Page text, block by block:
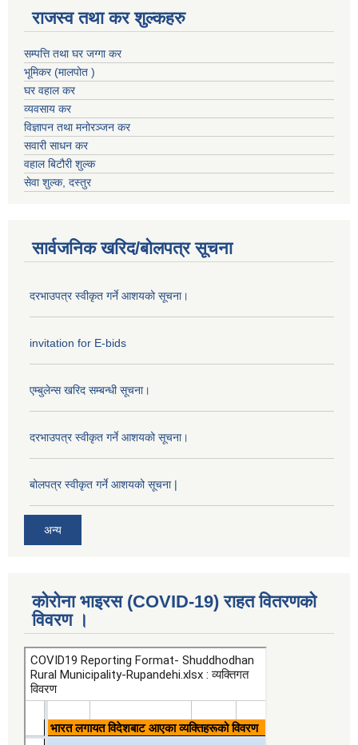
राजस्व तथा कर शुल्कहरु
सम्पत्ति तथा घर जग्गा कर
भूमिकर (मालपोत )
घर वहाल कर
व्यवसाय कर
विज्ञापन तथा मनोरञ्जन कर
सवारी साधन कर
वहाल बिटौरी शुल्क
सेवा शुल्क, दस्तुर
सार्वजनिक खरिद/बोलपत्र सूचना
दरभाउपत्र स्वीकृत गर्ने आशयको सूचना।
invitation for E-bids
एम्बुलेन्स खरिद सम्बन्धी सूचना।
दरभाउपत्र स्वीकृत गर्ने आशयको सूचना।
बोलपत्र स्वीकृत गर्ने आशयको सूचना |
अन्य
कोरोना भाइरस (COVID-19) राहत वितरणको
विवरण ।